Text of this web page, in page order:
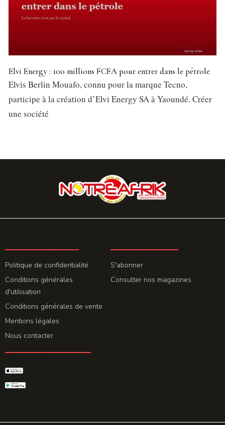
Elvi Energy : 100 millions FCFA pour entrer dans le pétrole
Elvis Berlin Mouafo, connu pour la marque Tecno,
participe à la création d’Elvi Energy SA à Yaoundé. Créer
une société
Politique de confidentialité
Conditions générales
d'utilisation
Conditions générales de vente
Mentions légales
Nous contacter
S'abonner
Consulter nos magazines